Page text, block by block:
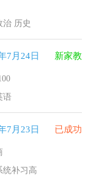
治 历史
7月24日 新家教
语
7月23日 已成功
统补习高